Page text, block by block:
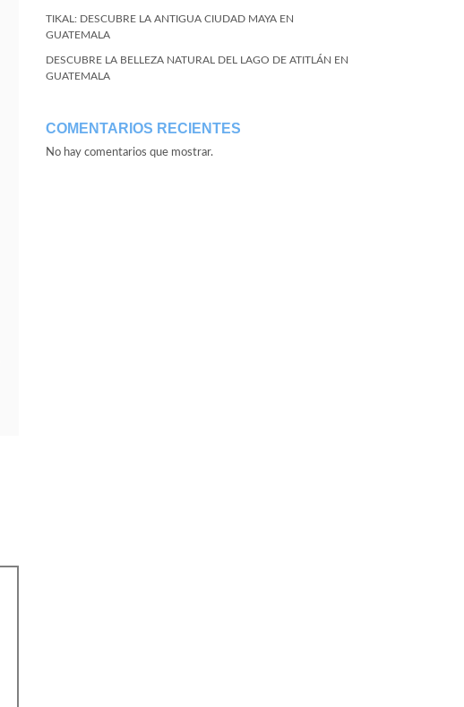
TIKAL: DESCUBRE LA ANTIGUA CIUDAD MAYA EN
GUATEMALA
DESCUBRE LA BELLEZA NATURAL DEL LAGO DE ATITLÁN EN
GUATEMALA
COMENTARIOS RECIENTES
No hay comentarios que mostrar.